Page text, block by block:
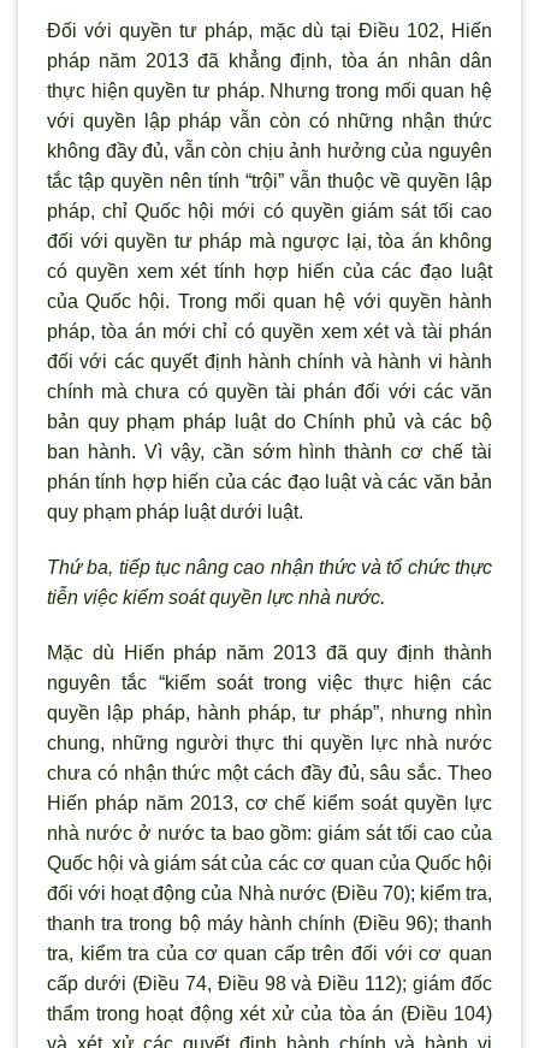
Đối với quyền tư pháp, mặc dù tại Điều 102, Hiến
pháp năm 2013 đã khẳng định, tòa án nhân dân
thực hiện quyền tư pháp. Nhưng trong mối quan hệ
với quyền lập pháp vẫn còn có những nhận thức
không đầy đủ, vẫn còn chịu ảnh hưởng của nguyên
tắc tập quyền nên tính “trội” vẫn thuộc về quyền lập
pháp, chỉ Quốc hội mới có quyền giám sát tối cao
đối với quyền tư pháp mà ngược lại, tòa án không
có quyền xem xét tính hợp hiến của các đạo luật
của Quốc hội. Trong mối quan hệ với quyền hành
pháp, tòa án mới chỉ có quyền xem xét và tài phán
đối với các quyết định hành chính và hành vi hành
chính mà chưa có quyền tài phán đối với các văn
bản quy phạm pháp luật do Chính phủ và các bộ
ban hành. Vì vậy, cần sớm hình thành cơ chế tài
phán tính hợp hiến của các đạo luật và các văn bản
quy phạm pháp luật dưới luật.
Thứ ba, tiếp tục nâng cao nhận thức và tổ chức thực
tiễn việc kiểm soát quyền lực nhà nước.
Mặc dù Hiến pháp năm 2013 đã quy định thành
nguyên tắc “kiểm soát trong việc thực hiện các
quyền lập pháp, hành pháp, tư pháp”, nhưng nhìn
chung, những người thực thi quyền lực nhà nước
chưa có nhận thức một cách đầy đủ, sâu sắc. Theo
Hiến pháp năm 2013, cơ chế kiểm soát quyền lực
nhà nước ở nước ta bao gồm: giám sát tối cao của
Quốc hội và giám sát của các cơ quan của Quốc hội
đối với hoạt động của Nhà nước (Điều 70); kiểm tra,
thanh tra trong bộ máy hành chính (Điều 96); thanh
tra, kiểm tra của cơ quan cấp trên đối với cơ quan
cấp dưới (Điều 74, Điều 98 và Điều 112); giám đốc
thẩm trong hoạt động xét xử của tòa án (Điều 104)
và xét xử các quyết định hành chính và hành vi